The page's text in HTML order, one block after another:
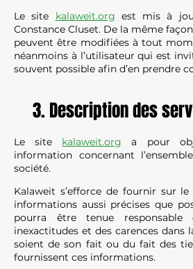
Le site kalaweit.org est mis à
Constance Cluset. De la même
peuvent être modifiées à tout
néanmoins à l’utilisateur qui est
souvent possible afin d’en prendre
3. Description des
Le site kalaweit.org a pour
information concernant
société.
Kalaweit s’efforce de fournir sur le
informations aussi précises que
pourra être tenue responsable
inexactitudes et des carences dans
soient de son fait ou du fait des
fournissent ces informations.